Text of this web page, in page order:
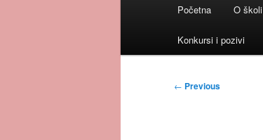
Početna O školi
Konkursi i pozivi
Post
← Previous